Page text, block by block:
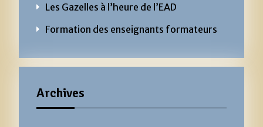
Les Gazelles à l’heure de l’EAD
Formation des enseignants formateurs
Archives